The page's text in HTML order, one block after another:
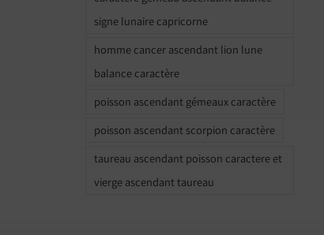
signe lunaire capricorne
homme cancer ascendant lion lune
balance caractère
poisson ascendant gémeaux caractère
poisson ascendant scorpion caractère
taureau ascendant poisson caractere et
vierge ascendant taureau